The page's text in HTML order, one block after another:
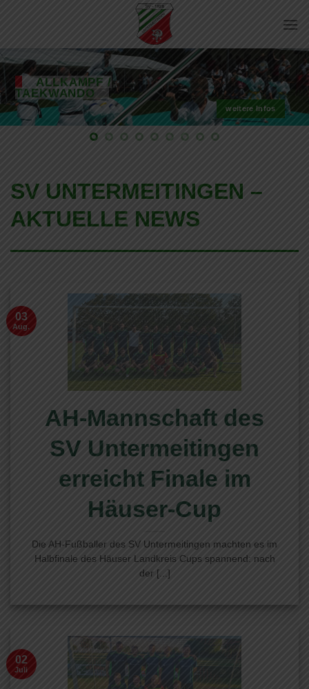
ALLKAMPF /
TAEKWANDO
weitere Infos
SV UNTERMEITINGEN –
AKTUELLE NEWS
AH-Mannschaft des
SV Untermeitingen
erreicht Finale im
Häuser-Cup
Die AH-Fußballer des SV Untermeitingen machten es im
Halbfinale des Häuser Landkreis Cups spannend: nach
der [...]
03
Aug.
02
Juli